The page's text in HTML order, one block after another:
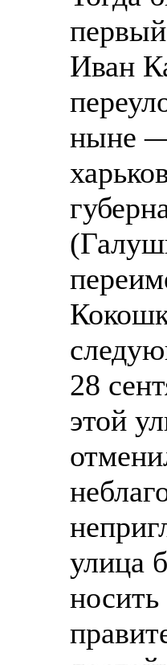
Иван
ныне
28
этой
улица